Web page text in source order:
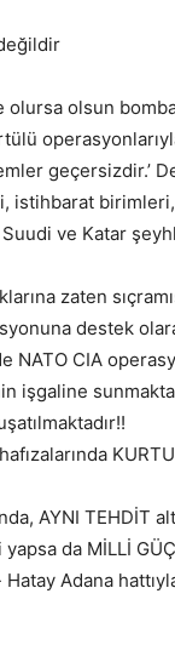
olsun
geçersizdir.’
istihbarat
ve Katar
zaten
destek
NATO CIA
işgaline
AYNI TEHDİT
da MİLLİ
Adana